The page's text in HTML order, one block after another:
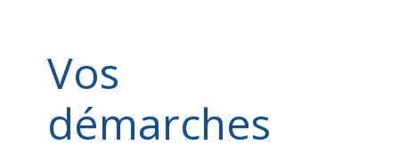
Vos
démarches